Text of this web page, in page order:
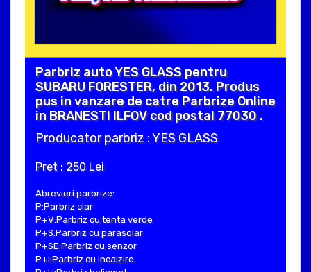
Parbriz auto YES GLASS pentru
SUBARU FORESTER, din 2013. Produs
pus in vanzare de catre Parbrize Online
in BRANESTI ILFOV cod postal 77030 .
Producator parbriz : YES GLASS
Pret : 250 Lei
Abrevieri parbrize:
P:Parbriz clar
P+V:Parbriz cu tenta verde
P+S:Parbriz cu parasolar
P+SE:Parbriz cu senzor
P+I:Parbriz cu incalzire